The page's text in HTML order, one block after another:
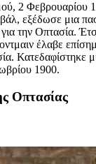
2 Φεβρουαρίου
εξέδωσε μια
την Οπτασία.
έλαβε
Κατεδαφίστηκε
1900.
Οπτασίας